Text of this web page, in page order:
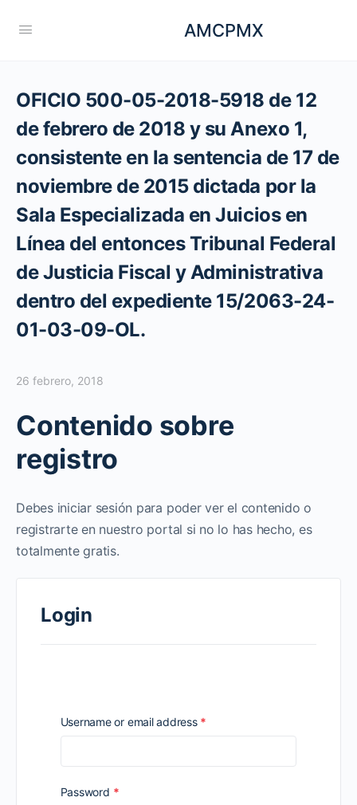
AMCPMX
OFICIO 500-05-2018-5918 de 12
de febrero de 2018 y su Anexo 1,
consistente en la sentencia de 17 de
noviembre de 2015 dictada por la
Sala Especializada en Juicios en
Línea del entonces Tribunal Federal
de Justicia Fiscal y Administrativa
dentro del expediente 15/2063-24-
01-03-09-OL.
26 febrero, 2018
Contenido sobre
registro
Debes iniciar sesión para poder ver el contenido o
registrarte en nuestro portal si no lo has hecho, es
totalmente gratis.
Login
Username or email address *
Password *Required